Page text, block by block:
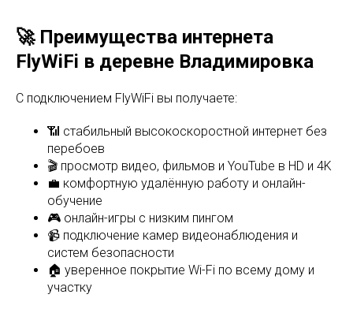
🚀 Преимущества интернета
FlyWiFi в деревне Владимировка
С подключением FlyWiFi вы получаете:
📶 стабильный высокоскоростной интернет без
перебоев
🎬 просмотр видео, фильмов и YouTube в HD и 4K
💼 комфортную удалённую работу и онлайн-
обучение
🎮 онлайн-игры с низким пингом
📹 подключение камер видеонаблюдения и
систем безопасности
🏠 уверенное покрытие Wi-Fi по всему дому и
участку